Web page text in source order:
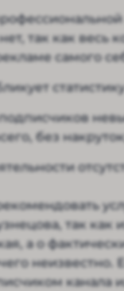
так как весь
самого
без
так как
а о
неизвестно.
канала